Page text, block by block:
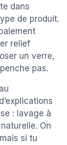
dans
de produit.
relief
un verre,
pas.
: lavage à
On
si tu